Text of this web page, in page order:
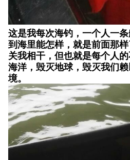
这是我每次海钓，一个人一
到海里能怎样，就是前面那
关我相干，但也就是每个人
海洋，毁灭地球，毁灭我们
境。